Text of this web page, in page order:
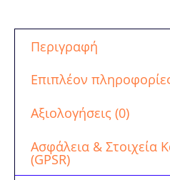
Περιγραφή
Επιπλέον
Αξιολογήσεις (0)
Ασφάλεια & Στοιχεία
(GPSR)